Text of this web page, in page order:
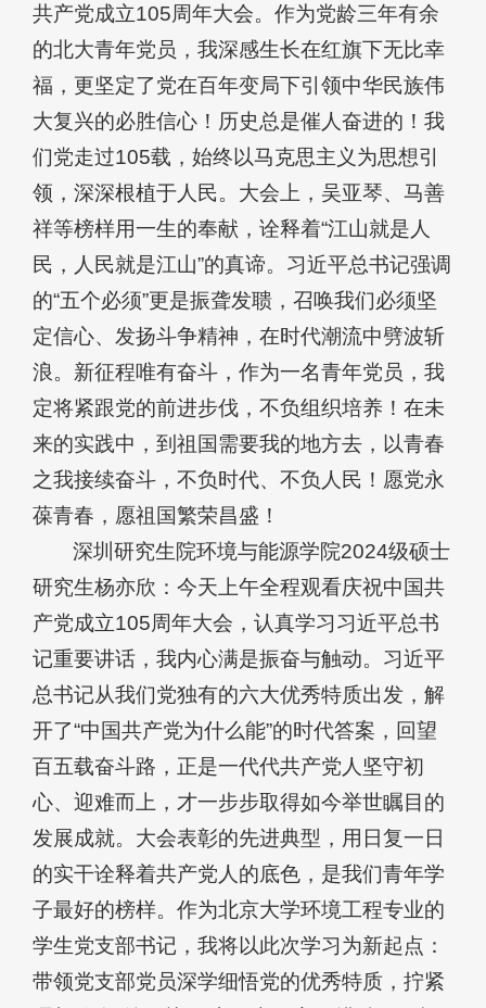
共产党成立105周年大会。作为党龄三年有余
的北大青年党员，我深感生长在红旗下无比幸
福，更坚定了党在百年变局下引领中华民族伟
大复兴的必胜信心！历史总是催人奋进的！我
们党走过105载，始终以马克思主义为思想引
领，深深根植于人民。大会上，吴亚琴、马善
祥等榜样用一生的奉献，诠释着“江山就是人
民，人民就是江山”的真谛。习近平总书记强调
的“五个必须”更是振聋发聩，召唤我们必须坚
定信心、发扬斗争精神，在时代潮流中劈波斩
浪。新征程唯有奋斗，作为一名青年党员，我
定将紧跟党的前进步伐，不负组织培养！在未
来的实践中，到祖国需要我的地方去，以青春
之我接续奋斗，不负时代、不负人民！愿党永
葆青春，愿祖国繁荣昌盛！
深圳研究生院环境与能源学院2024级硕士
研究生杨亦欣：今天上午全程观看庆祝中国共
产党成立105周年大会，认真学习习近平总书
记重要讲话，我内心满是振奋与触动。习近平
总书记从我们党独有的六大优秀特质出发，解
开了“中国共产党为什么能”的时代答案，回望
百五载奋斗路，正是一代代共产党人坚守初
心、迎难而上，才一步步取得如今举世瞩目的
发展成就。大会表彰的先进典型，用日复一日
的实干诠释着共产党人的底色，是我们青年学
子最好的榜样。作为北京大学环境工程专业的
学生党支部书记，我将以此次学习为新起点：
带领党支部党员深学细悟党的优秀特质，拧紧